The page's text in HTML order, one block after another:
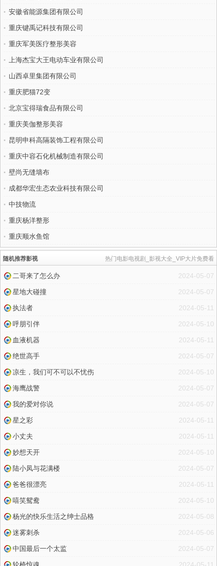
安徽省能源集团有限公司
重庆键禹记科技有限公司
重庆军美医疗整形美容
上海杰宝大王电动车业有限公司
山西卓里集团有限公司
重庆肥猫72变
北京宝得瑞食品有限公司
重庆美伽整形美容
昆明申科高隔装饰工程有限公司
重庆中容石化机械制造有限公司
壁尚无缝墙布
成都华宏生态农业科技有限公司
中技物流
重庆杨洋整形
重庆顺水鱼馆
热门电影电视剧_影视大全_VIP大片免费看
随机推荐影视
2024-05-07
二哥来了怎么办
2024-05-07
星地大碰撞
2024-05-11
执法者
2024-05-10
呼朋引伴
2024-05-11
血液机器
2024-05-07
绝世高手
2024-05-10
凉生，我们可不可以不忧伤
2024-05-07
海鹰战警
2024-05-07
我的爱对你说
2024-05-11
星之彩
2024-05-11
小丈夫
2024-05-10
妙想天开
2024-05-07
陆小凤与花满楼
2024-05-11
爸爸很漂亮
2024-05-10
嘻笑鸳鸯
2024-05-08
杨光的快乐生活之绅士品格
2024-05-06
迷雾刺杀
2024-05-07
中国最后一个太监